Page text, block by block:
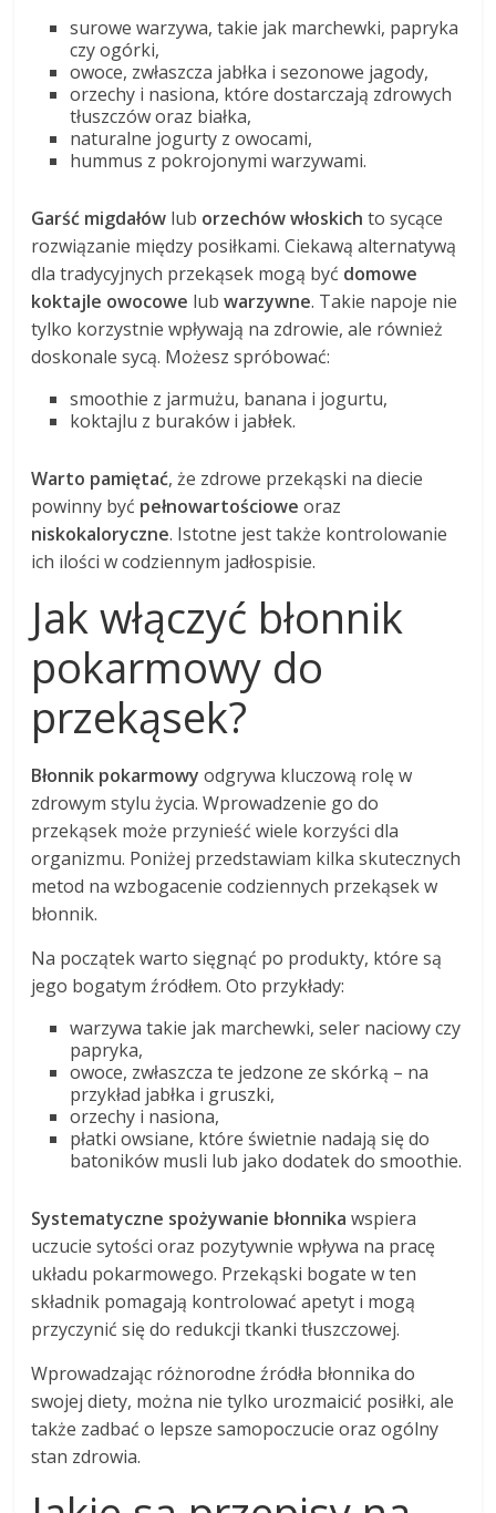
surowe warzywa, takie jak marchewki, papryka
czy ogórki,
owoce, zwłaszcza jabłka i sezonowe jagody,
orzechy i nasiona, które dostarczają zdrowych
tłuszczów oraz białka,
naturalne jogurty z owocami,
hummus z pokrojonymi warzywami.
Garść migdałów lub orzechów włoskich to sycące
rozwiązanie między posiłkami. Ciekawą alternatywą
dla tradycyjnych przekąsek mogą być domowe
koktajle owocowe lubwarzywne. Takie napoje nie
tylko korzystnie wpływają na zdrowie, ale również
doskonale sycą. Możesz spróbować:
smoothie z jarmużu, banana i jogurtu,
koktajlu z buraków i jabłek.
Warto pamiętać, że zdrowe przekąski na diecie
powinny być pełnowartościowe oraz
niskokaloryczne. Istotne jest także kontrolowanie
ich ilości w codziennym jadłospisie.
Jak włączyć błonnik
pokarmowy do
przekąsek?
Błonnik pokarmowy odgrywa kluczową rolę w
zdrowym stylu życia. Wprowadzenie go do
przekąsek może przynieść wiele korzyści dla
organizmu. Poniżej przedstawiam kilka skutecznych
metod na wzbogacenie codziennych przekąsek w
błonnik.
Na początek warto sięgnąć po produkty, które są
jego bogatym źródłem. Oto przykłady:
warzywa takie jak marchewki, seler naciowy czy
papryka,
owoce, zwłaszcza te jedzone ze skórką – na
przykład jabłka i gruszki,
orzechy i nasiona,
płatki owsiane, które świetnie nadają się do
batoników musli lub jako dodatek do smoothie.
Systematyczne spożywanie błonnika wspiera
uczucie sytości oraz pozytywnie wpływa na pracę
układu pokarmowego. Przekąski bogate w ten
składnik pomagają kontrolować apetyt i mogą
przyczynić się do redukcji tkanki tłuszczowej.
Wprowadzając różnorodne źródła błonnika do
swojej diety, można nie tylko urozmaicić posiłki, ale
także zadbać o lepsze samopoczucie oraz ogólny
stan zdrowia.